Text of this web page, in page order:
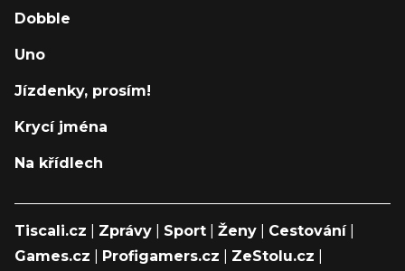
Dobble
Uno
Jízdenky, prosím!
Krycí jména
Na křídlech
Tiscali.cz Zprávy Sport Ženy Cestování|
Games.cz
Profigamers.cz ZeStolu.cz